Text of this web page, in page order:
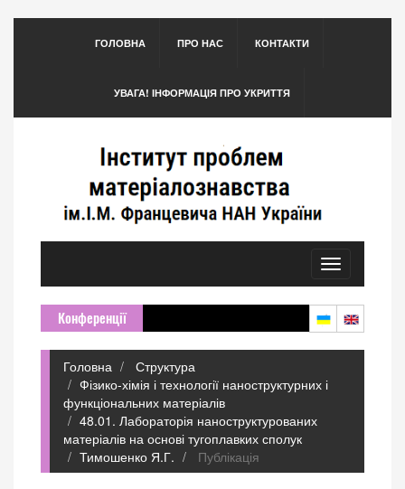
ГОЛОВНА ПРО НАС КОНТАКТИ
УВАГА! ІНФОРМАЦІЯ ПРО УКРИТТЯ
Toggle
navigation
Конференції
Головна
Структура
Фізико-хімія і технології наноструктурних і
функціональних матеріалів
48.01. Лабораторія наноструктурованих
матеріалів на основі тугоплавких сполук
Тимошенко Я.Г.
Публікація